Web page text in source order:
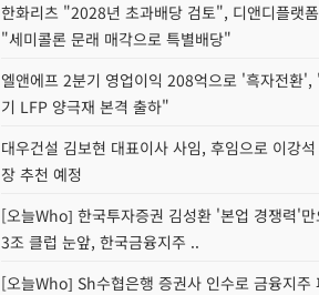
한화리츠 "2028년 초과배당 검토", 디앤디플랫
"세미콜론 문래 매각으로 특별배당"
엘앤에프 2분기 영업이익 208억으로 '흑자전환
기 LFP 양극재 본격 출하"
대우건설 김보현 대표이사 사임, 후임으로 이강
장 추천 예정
[오늘Who] 한국투자증권 김성환 '본업 경쟁력'만
3조 클럽 눈앞, 한국금융지주 ..
[오늘Who] Sh수협은행 증권사 인수로 금융지주